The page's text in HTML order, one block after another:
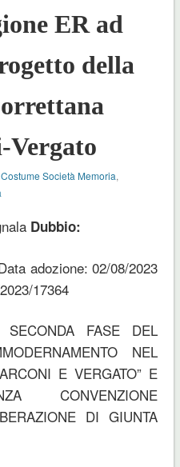
ER ad
della
Vergato
Società Memoria,
Dubbio:
adozione: 02/08/2023
17364
SECONDA FASE DEL
NEL
E VERGATO” E
CONVENZIONE
DI GIUNTA